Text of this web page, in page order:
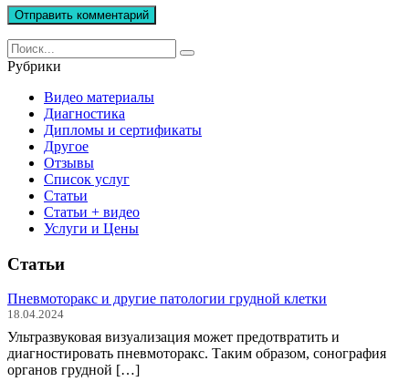
Search
for:
Рубрики
Видео материалы
Диагностика
Дипломы и сертификаты
Другое
Отзывы
Список услуг
Статьи
Статьи + видео
Услуги и Цены
Статьи
Пневмоторакс и другие патологии грудной клетки
18.04.2024
Ультразвуковая визуализация может предотвратить и
диагностировать пневмоторакс. Таким образом, сонография
органов грудной […]